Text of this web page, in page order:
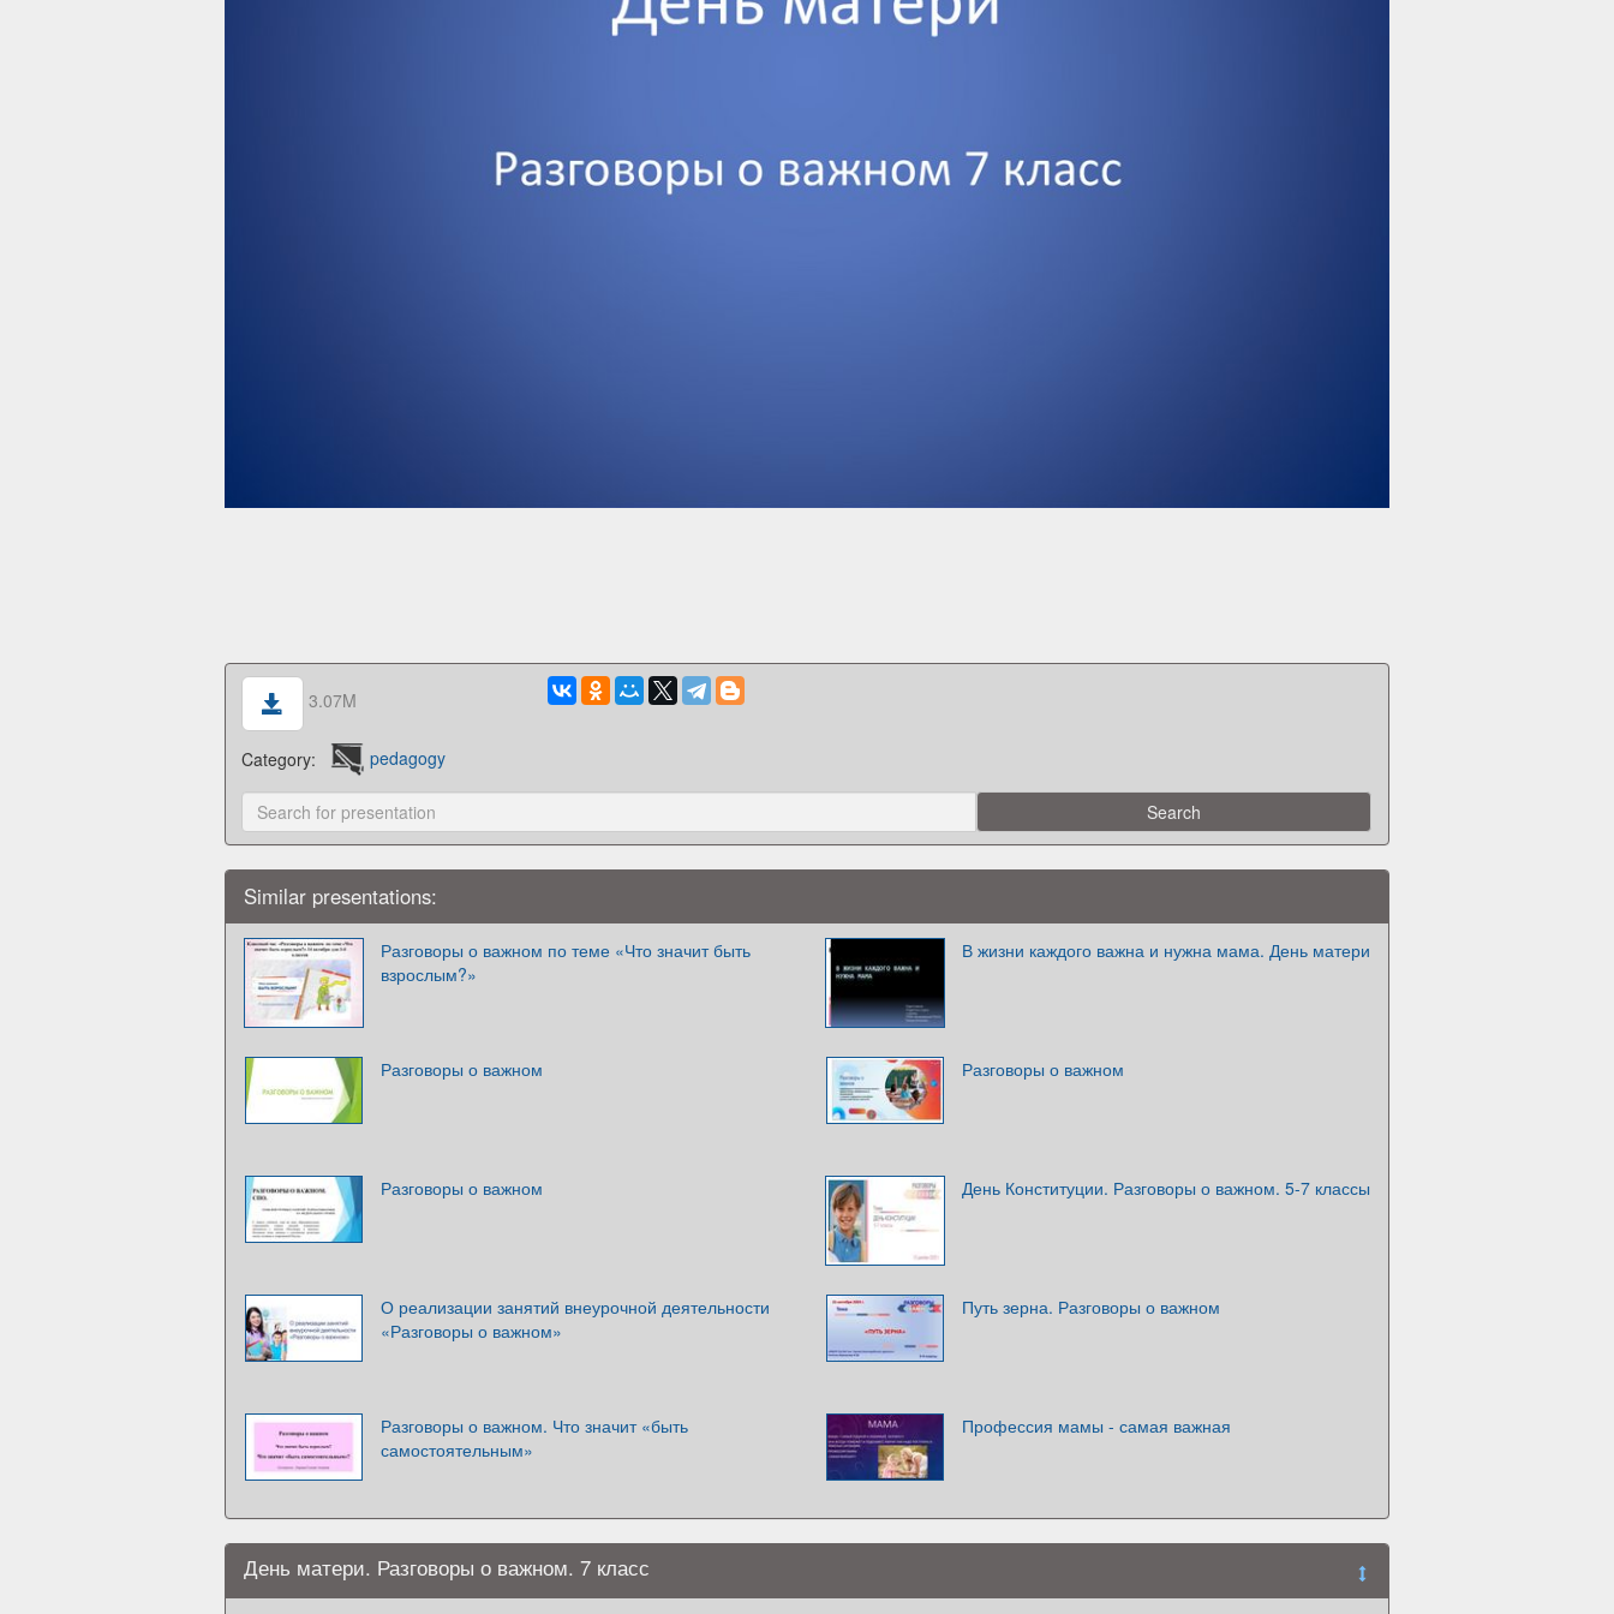
3.07M
Category: pedagogy
Similar presentations:
Разговоры о важном по теме «Что значит быть
взрослым?»
В жизни каждого важна и нужна мама. День матери
Разговоры о важном Разговоры о важном
Разговоры о важном День Конституции. Разговоры о важном. 5-7 классы
О реализации занятий внеурочной деятельности
«Разговоры о важном»
Путь зерна. Разговоры о важном
Разговоры о важном. Что значит «быть
самостоятельным»
Профессия мамы - самая важная
День матери. Разговоры о важном. 7 класс